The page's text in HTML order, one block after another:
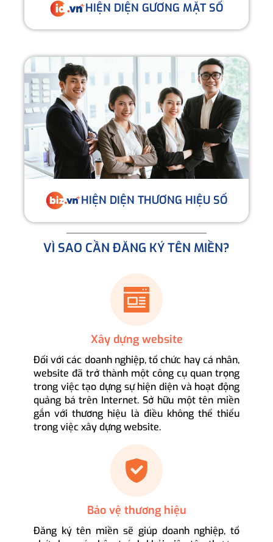
HIỆN DIỆN GƯƠNG MẶT SỐ
HIỆN DIỆN THƯƠNG HIỆU SỐ
VÌ SAO CẦN ĐĂNG KÝ TÊN MIỀN?
Xây dựng website
Đối với các doanh nghiệp, tổ chức hay cá nhân,
website đã trở thành một công cụ quan trọng
trong việc tạo dựng sự hiện diện và hoạt động
quảng bá trên Internet. Sở hữu một tên miền
gắn với thương hiệu là điều không thể thiếu
trong việc xây dựng website.
Bảo vệ thương hiệu
Đăng ký tên miền sẽ giúp doanh nghiệp, tổ